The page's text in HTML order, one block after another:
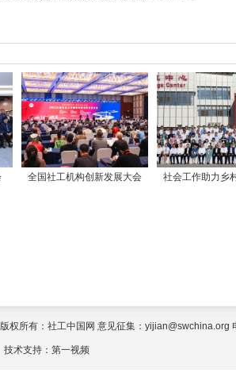
全国社工机构创新发展大会 社会工作助力乡
权所有：社工中国网 意见征集：yijian@swchina.org
支持： 第一视频